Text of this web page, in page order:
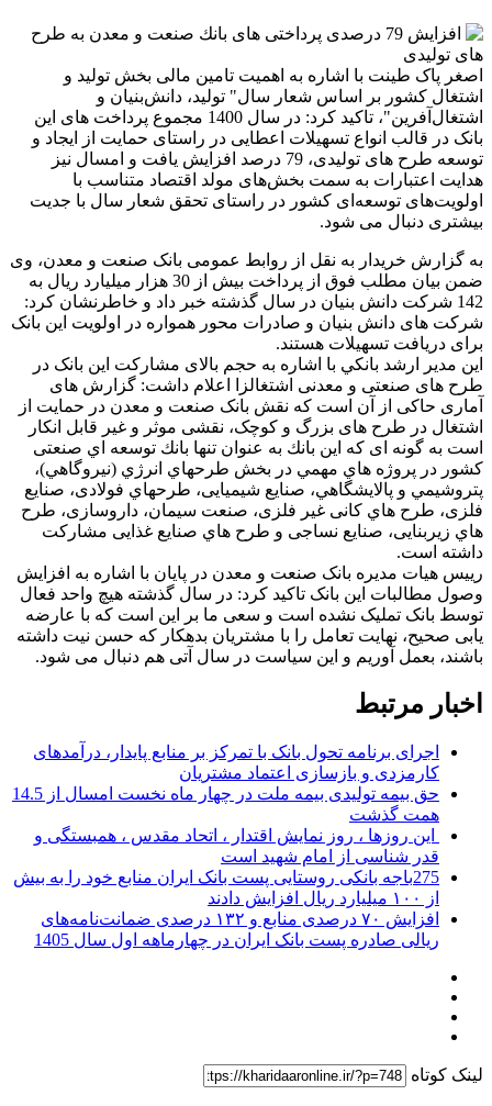
اصغر پاک طینت با اشاره به اهمیت تامین مالی بخش تولید و
اشتغال کشور بر اساس شعار سال" تولید، دانش‌بنیان و
اشتغال‌آفرین"، تاکید کرد: در سال 1400 مجموع پرداخت های این
بانک در قالب انواع تسهیلات اعطایی در راستای حمایت از ایجاد و
توسعه طرح های تولیدی، 79 درصد افزایش یافت و امسال نیز
هدایت اعتبارات به سمت بخش‌های مولد اقتصاد متناسب با
اولویت‌های توسعه‌ای کشور در راستای تحقق شعار سال با جدیت
بیشتری دنبال می شود.
به گزارش خریدار به نقل از روابط عمومی بانک صنعت و معدن، وی
ضمن بیان مطلب فوق از پرداخت بیش از 30 هزار ميليارد ريال به
142 شركت دانش بنيان در سال گذشته خبر داد و خاطرنشان کرد:
شرکت های دانش بنیان و صادرات محور همواره در اولویت این بانک
برای دریافت تسهیلات هستند.
اين مدير ارشد بانكي با اشاره به حجم بالای مشارکت این بانک در
طرح های صنعتی و معدنی اشتغالزا اعلام داشت: گزارش های
آماری حاکی از آن است که نقش بانک صنعت و معدن در حمایت از
اشتغال در طرح های بزرگ و کوچک، نقشی موثر و غیر قابل انکار
است به گونه ای که اين بانك به عنوان تنها بانك توسعه اي صنعتی
کشور در پروژه هاي مهمي در بخش طرحهاي انرژي (نيروگاهي)،
پتروشيمي و پالايشگاهي، صنایع شیمیایی، طرحهاي فولادی، صنایع
فلزی، طرح هاي کانی غیر فلزی، صنعت سیمان، داروسازی، طرح
هاي زیربنایی، صنایع نساجی و طرح هاي صنایع غذایی مشارکت
داشته است.
رییس هیات مدیره بانک صنعت و معدن در پایان با اشاره به افزایش
وصول مطالبات این بانک تاکید کرد: در سال گذشته هیچ واحد فعال
توسط بانک تملیک نشده است و سعی ما بر این است که با عارضه
یابی صحیح، نهایت تعامل را با مشتریان بدهکار که حسن نیت داشته
باشند، بعمل آوریم و این سیاست در سال آتی هم دنبال می شود.
اخبار مرتبط
اجرای برنامه تحول بانک با تمرکز بر منابع پایدار، درآمدهای
کارمزدی و بازسازی اعتماد مشتریان
حق بیمه تولیدی بیمه ملت در چهار ماه نخست امسال از 14.5
همت گذشت
این روزها ، روز نمایش اقتدار ، اتحاد مقدس ، همبستگی و
قدر شناسی از امام شهید است
275باجه بانکی روستایی پست بانک ایران منابع خود را به بیش
از ۱۰۰ میلیارد ریال افزایش دادند
افزایش ۷۰ درصدی منابع و ۱۳۲ درصدی ضمانت‌نامه‌های
ریالی صادره پست بانک ایران در چهارماهه اول سال 1405
لینک کوتاه